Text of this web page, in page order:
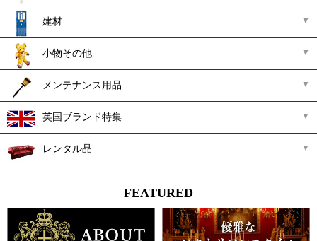
建材
小物その他
メンテナンス用品
英国ブランド特集
レンタル品
FEATURED